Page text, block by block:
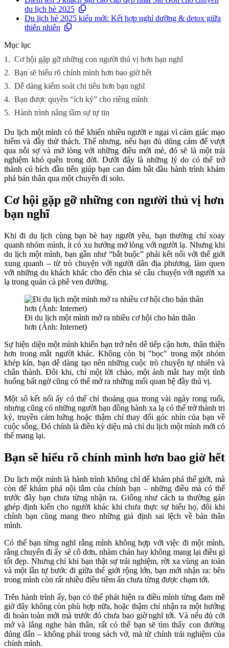
du lịch hè 2025
Du lịch hè 2025 kiểu mới: Kết hợp nghỉ dưỡng & detox giữa
thiên nhiên
Mục lục
1. Cơ hội gặp gỡ những con người thú vị hơn bạn nghĩ
2. Bạn sẽ hiểu rõ chính mình hơn bao giờ hết
3. Dễ dàng kiểm soát chi tiêu hơn bạn nghĩ
4. Bạn được quyền “ích kỷ” cho riêng mình
5. Hành trình nâng tầm sự tự tin
Du lịch một mình có thể khiến nhiều người e ngại vì cảm giác mạo
hiểm và đầy thử thách. Thế nhưng, nếu bạn đủ dũng cảm để vượt
qua nỗi sợ và mở lòng với những điều mới mẻ, đó sẽ là một trải
nghiệm khó quên trong đời. Dưới đây là những lý do có thể trở
thành cú hích đầu tiên giúp bạn can đảm bắt đầu hành trình khám
phá bản thân qua một chuyến đi solo.
Cơ hội gặp gỡ những con người thú vị hơn
bạn nghĩ
Khi đi du lịch cùng bạn bè hay người yêu, bạn thường chỉ xoay
quanh nhóm mình, ít có xu hướng mở lòng với người lạ. Nhưng khi
du lịch một mình, bạn gần như “bắt buộc” phải kết nối với thế giới
xung quanh – từ trò chuyện với người dân địa phương, làm quen
với những du khách khác cho đến chia sẻ câu chuyện với người xa
lạ trong quán cà phê ven đường.
Đi du lịch một mình mở ra nhiều cơ hội cho bản thân
hơn (Ảnh: Internet)
Sự hiện diện một mình khiến bạn trở nên dễ tiếp cận hơn, thân thiện
hơn trong mắt người khác. Không còn bị "bọc" trong một nhóm
khép kín, bạn dễ dàng tạo nên những cuộc trò chuyện tự nhiên và
chân thành. Đôi khi, chỉ một lời chào, một ánh mắt hay một tình
huống bất ngờ cũng có thể mở ra những mối quan hệ đầy thú vị.
Một số kết nối ấy có thể chỉ thoáng qua trong vài ngày rong ruổi,
nhưng cũng có những người bạn đồng hành xa lạ có thể trở thành tri
kỷ, truyền cảm hứng hoặc thậm chí thay đổi góc nhìn của bạn về
cuộc sống. Đó chính là điều kỳ diệu mà chỉ du lịch một mình mới có
thể mang lại.
Bạn sẽ hiểu rõ chính mình hơn bao giờ hết
Du lịch một mình là hành trình không chỉ để khám phá thế giới, mà
còn để khám phá nội tâm của chính bạn – những điều mà có thể
trước đây bạn chưa từng nhận ra. Giống như cách ta thường gán
ghép định kiến cho người khác khi chưa thực sự hiểu họ, đôi khi
chính bạn cũng mang theo những giả định sai lệch về bản thân
mình.
Có thể bạn từng nghĩ rằng mình không hợp với việc đi một mình,
rằng chuyến đi ấy sẽ cô đơn, nhàm chán hay không mang lại điều gì
tốt đẹp. Nhưng chỉ khi bạn thật sự trải nghiệm, rời xa vùng an toàn
và một lần tự bước đi giữa thế giới rộng lớn, bạn mới nhận ra: bên
trong mình còn rất nhiều điều tiềm ẩn chưa từng được chạm tới.
Trên hành trình ấy, bạn có thể phát hiện ra điều mình từng đam mê
giờ đây không còn phù hợp nữa, hoặc thậm chí nhận ra một hướng
đi hoàn toàn mới mà trước đó chưa bao giờ nghĩ tới. Và nếu đủ cởi
mở và lắng nghe bản thân, rất có thể bạn sẽ tìm thấy con đường
đúng đắn – không phải trong sách vở, mà từ chính trải nghiệm của
chính mình.